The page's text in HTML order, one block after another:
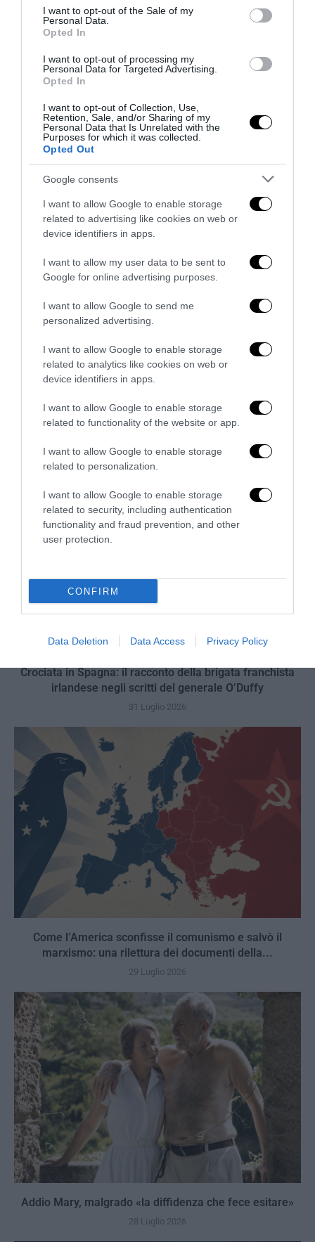
consent section.
I want to opt-out of the Sale of my
Personal Data.
Opted In
I want to opt-out of processing my
Personal Data for Targeted Advertising.
Opted In
I want to opt-out of Collection, Use,
Retention, Sale, and/or Sharing of my
Personal Data that Is Unrelated with the
Purposes for which it was collected.
Opted Out
Google consents
I want to allow Google to enable storage
related to advertising like cookies on web or
device identifiers in apps.
I want to allow my user data to be sent to
Google for online advertising purposes.
I want to allow Google to send me
personalized advertising.
I want to allow Google to enable storage
related to analytics like cookies on web or
device identifiers in apps.
I want to allow Google to enable storage
related to functionality of the website or app.
I want to allow Google to enable storage
related to personalization.
I want to allow Google to enable storage
related to security, including authentication
functionality and fraud prevention, and other
user protection.
CONFIRM
Data Deletion Data Access Privacy Policy
“Il pensiero bianco”, il catechismo postcoloniale che
Nirmal Purja, l’uomo che trasformò il limite in una
battaglia collettiva
Crociata in Spagna: il racconto della brigata franchista
irlandese negli scritti del generale O’Duffy
31 Luglio 2026
Come l’America sconfisse il comunismo e salvò il
marxismo: una rilettura dei documenti della...
29 Luglio 2026
Addio Mary, malgrado «la diffidenza che fece esitare»
28 Luglio 2026